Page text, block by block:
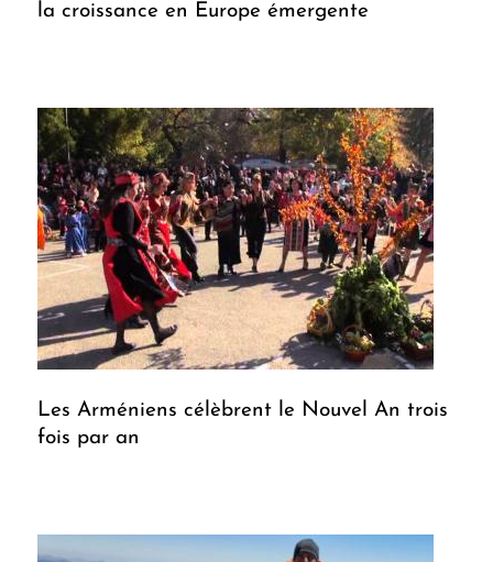
la croissance en Europe émergente
Les Arméniens célèbrent le Nouvel An trois
fois par an